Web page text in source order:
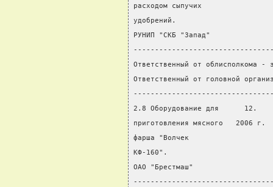
расходом сыпучих
удобрений.
РУНИП "СКБ "Запад"
Ответственный от облисполкома -
Ответственный от головной
2.8 Оборудование для
приготовления мясного
фарша "Волчек
КФ-160".
ОАО "Брестмаш"